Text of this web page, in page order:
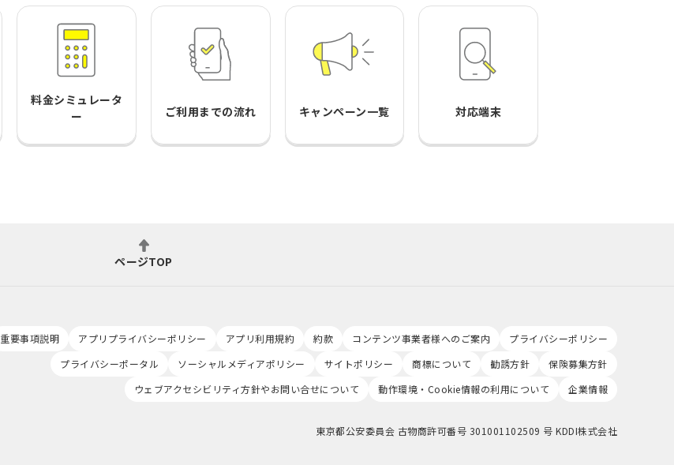
料金シミュレータ
ー
ご利用までの流れ キャンペーン一覧 対応端末
ページTOP
重要事項説明 アプリプライバシーポリシー アプリ利用規約 約款 コンテンツ事業者様へのご案内
プライバシーポリシー
プライバシーポータル
ソーシャルメディアポリシー サイトポリシー 商標について 勧誘方針
保険募集方針
ウェブアクセシビリティ方針やお問い合せについて
動作環境・Cookie情報の利用について 企業情報
東京都公安委員会 古物商許可番号 301001102509 号 KDDI株式会社